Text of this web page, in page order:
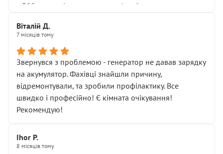
• 300 грн — діагностика гальмівної системи
НЕ погоджував
послуга. Тим більше, я був поруч і жодної реальної
діагностики ходової не проводилось. Після
зауваження гроші за цю “послугу” повернули, що
лише підтвердило мою правоту.
Але головне — я виїжджаю з боксу, і скрип у гальмах
залишився таким самим, як і був. Тобто оплачена
Далі ситуація тільки погіршилась:
• сказали, що тепер “потрібно знімати колеса”
Віталій Д.
7 місяців тому
Звернувся з проблемою - генератор не давав зарядку
на акумулятор. Фахівці знайшли причину,
відремонтували, та зробили профілактику. Все
швидко і професійно! Є кімната очікування!
Рекомендую!
Ihor P.
8 місяців тому